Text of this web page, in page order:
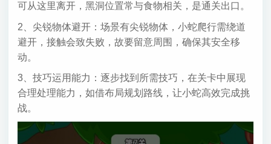
可从这里离开，黑洞位置常与食物相关，是通关出口。
2、尖锐物体避开：场景有尖锐物体，小蛇爬行需绕道
避开，接触会致失败，故要留意周围，确保其安全移
动。
3、技巧运用能力：逐步找到所需技巧，在关卡中展现
合理处理能力，如借布局规划路线，让小蛇高效完成挑
战。